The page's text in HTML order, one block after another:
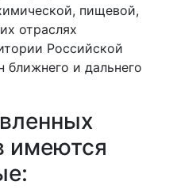
пищевой,
отраслях
Российской
ближнего и дальнего
имеются